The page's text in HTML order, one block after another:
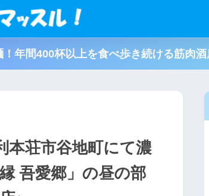
年間400杯以上を食べ歩き続ける筋肉
本荘市谷地町にて濃
吾愛郷」の昼の部